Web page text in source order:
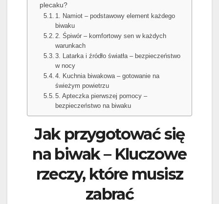
plecaku?
1. Namiot – podstawowy element każdego
biwaku
2. Śpiwór – komfortowy sen w każdych
warunkach
3. Latarka i źródło światła – bezpieczeństwo
w nocy
4. Kuchnia biwakowa – gotowanie na
świeżym powietrzu
5. Apteczka pierwszej pomocy –
bezpieczeństwo na biwaku
Jak przygotować się
na biwak – Kluczowe
rzeczy, które musisz
zabrać